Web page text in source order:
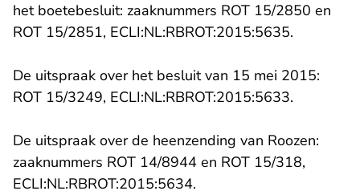
het boetebesluit: zaaknummers ROT 15/2850 en
ROT 15/2851, ECLI:NL:RBROT:2015:5635.
De uitspraak over het besluit van 15 mei 2015:
ROT 15/3249, ECLI:NL:RBROT:2015:5633.
De uitspraak over de heenzending van Roozen:
zaaknummers ROT 14/8944 en ROT 15/318,
ECLI:NL:RBROT:2015:5634.